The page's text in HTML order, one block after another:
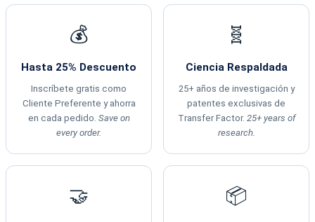
💰
Hasta 25% Descuento
Inscríbete gratis como
Cliente Preferente y ahorra
en cada pedido. Save on
every order.
🧬
Ciencia Respaldada
25+ años de investigación y
patentes exclusivas de
Transfer Factor. 25+ years of
research.
🤝 📦